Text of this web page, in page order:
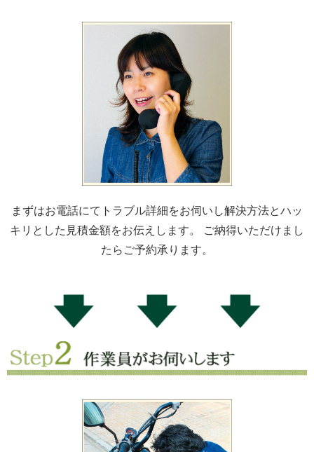
まずはお電話にてトラブル詳細をお伺いし解決方法とハッ
キリとした見積金額をお伝えします。 ご納得いただけまし
たらご予約承ります。